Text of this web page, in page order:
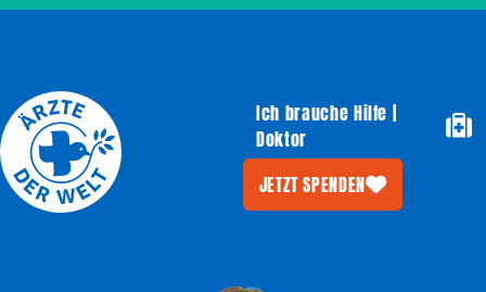
Ich brauche Hilfe |
Doktor
JETZT SPENDEN